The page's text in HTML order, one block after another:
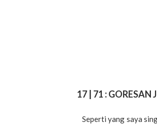
17 | 71 : GORESAN
Seperti yang saya